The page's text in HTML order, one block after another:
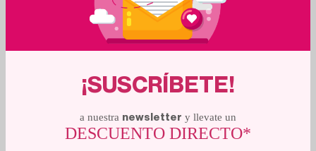
Total 26.15 € Añadir Pack
¡SUSCRÍBETE!
a nuestra newsletter y llevate un
DESCUENTO DIRECTO*